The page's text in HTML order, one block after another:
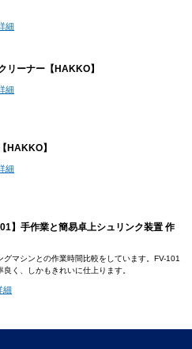
細
リーナー【HAKKO】
細
HAKKO】
細
】手作業と簡易卓上シュリンク装置 作
グマシンとの作業時間比較をしています。FV-101
く、しかもきれいに仕上ります。
細